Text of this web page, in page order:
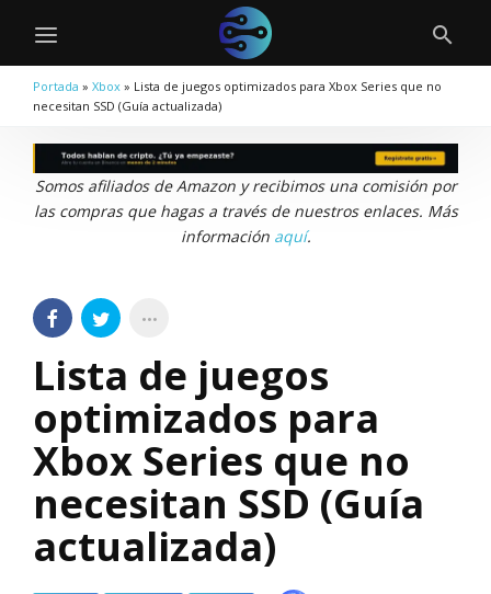
Portada » Xbox » Lista de juegos optimizados para Xbox Series que no
necesitan SSD (Guía actualizada)
Somos afiliados de Amazon y recibimos una comisión por
las compras que hagas a través de nuestros enlaces. Más
información aquí.
Lista de juegos
optimizados para
Xbox Series que no
necesitan SSD (Guía
actualizada)